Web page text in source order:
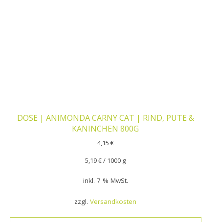
DOSE | ANIMONDA CARNY CAT | RIND, PUTE &
KANINCHEN 800G
4,15 €
5,19€/ 1000 g
inkl. 7 % MwSt.
zzgl.Versandkosten